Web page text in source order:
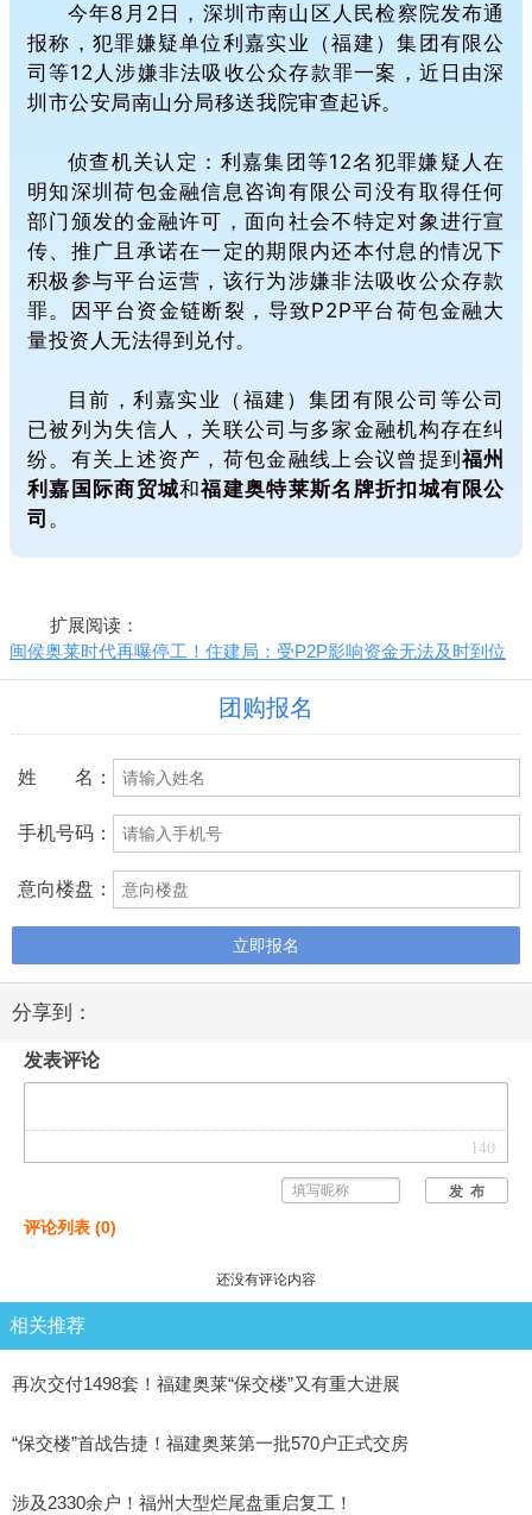
今年8月2日，深圳市南山区人民检察院发布通
报称，犯罪嫌疑单位利嘉实业（福建）集团有限公
司等12人涉嫌非法吸收公众存款罪一案，近日由深
圳市公安局南山分局移送我院审查起诉。
侦查机关认定：利嘉集团等12名犯罪嫌疑人在
明知深圳荷包金融信息咨询有限公司没有取得任何
部门颁发的金融许可，面向社会不特定对象进行宣
传、推广且承诺在一定的期限内还本付息的情况下
积极参与平台运营，该行为涉嫌非法吸收公众存款
罪。因平台资金链断裂，导致P2P平台荷包金融大
量投资人无法得到兑付。
目前，利嘉实业（福建）集团有限公司等公司
已被列为失信人，关联公司与多家金融机构存在纠
纷。有关上述资产，荷包金融线上会议曾提到福州
利嘉国际商贸城和福建奥特莱斯名牌折扣城有限公
司 。
扩展阅读：
闽侯奥莱时代再曝停工！住建局：受P2P影响资金无法及时到位
团购报名
姓 名：
手机号码：
意向楼盘：
立即报名
分享到：
发表评论
140
发 布
评论列表 (0)
还没有评论内容
相关推荐
再次交付1498套！福建奥莱“保交楼”又有重大进展
“保交楼”首战告捷！福建奥莱第一批570户正式交房
涉及2330余户！福州大型烂尾盘重启复工！​